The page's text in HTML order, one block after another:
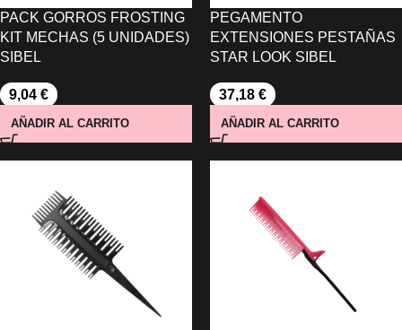
PACK GORROS FROSTING
KIT MECHAS (5 UNIDADES)
SIBEL
9,04 €
AÑADIR AL CARRITO
PEGAMENTO
EXTENSIONES PESTAÑAS
STAR LOOK SIBEL
37,18 €
AÑADIR AL CARRITO